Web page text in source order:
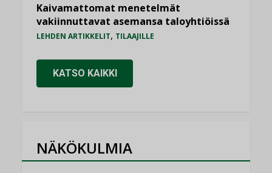
Kaivamattomat menetelmät
vakiinnuttavat asemansa taloyhtiöissä
LEHDEN ARTIKKELIT, TILAAJILLE
KATSO KAIKKI
NÄKÖKULMIA